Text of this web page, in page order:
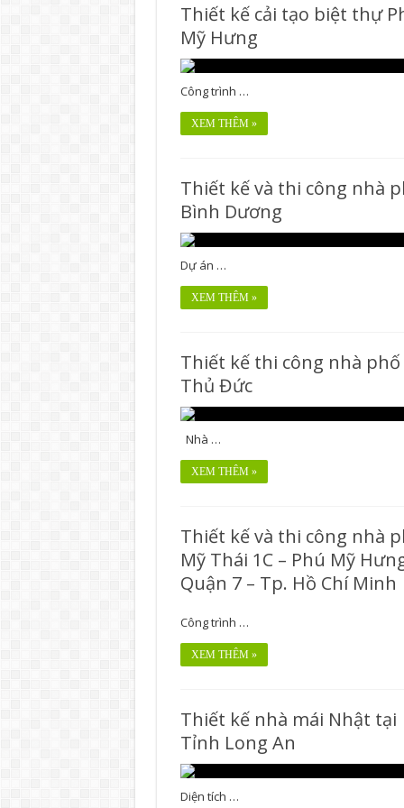
Thiết kế cải tạo biệt thự
Mỹ Hưng
Công trình …
XEM THÊM »
Thiết kế và thi công nhà
Bình Dương
Dự án …
XEM THÊM »
Thiết kế thi công nhà phố
Thủ Đức
Nhà …
XEM THÊM »
Thiết kế và thi công nhà
Mỹ Thái 1C – Phú Mỹ
Quận 7 – Tp. Hồ Chí Minh
Công trình …
XEM THÊM »
Thiết kế nhà mái Nhật tại
Tỉnh Long An
Diện tích …